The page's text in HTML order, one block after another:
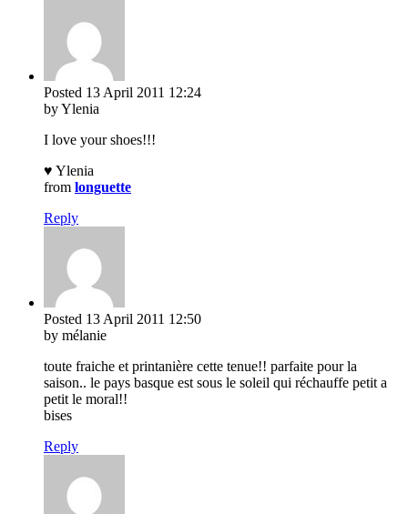
Posted 13 April 2011 12:24
by Ylenia
I love your shoes!!!
♥ Ylenia
from longuette
Reply
Posted 13 April 2011 12:50
by mélanie
toute fraiche et printanière cette tenue!! parfaite pour la
saison.. le pays basque est sous le soleil qui réchauffe petit a
petit le moral!!
bises
Reply